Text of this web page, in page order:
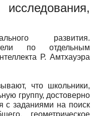
развития.
по отдельным
Р. Амтхауэра
что школьники,
группу, достоверно
с заданиями на поиск
геометрическое